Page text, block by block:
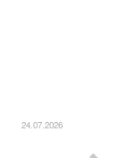
24.07.2026